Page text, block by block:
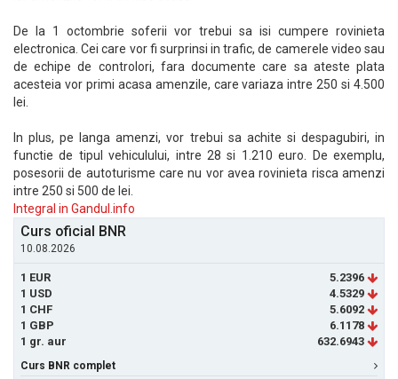
De la 1 octombrie soferii vor trebui sa isi cumpere rovinieta
electronica. Cei care vor fi surprinsi in trafic, de camerele video sau
de echipe de controlori, fara documente care sa ateste plata
acesteia vor primi acasa amenzile, care variaza intre 250 si 4.500
lei.
In plus, pe langa amenzi, vor trebui sa achite si despagubiri, in
functie de tipul vehiculului, intre 28 si 1.210 euro. De exemplu,
posesorii de autoturisme care nu vor avea rovinieta risca amenzi
intre 250 si 500 de lei.
Integral in Gandul.info
Curs oficial BNR
10.08.2026
1 EUR
5.2396
1 USD
4.5329
1 CHF
5.6092
1 GBP
6.1178
1 gr. aur
632.6943
Curs BNR complet